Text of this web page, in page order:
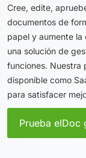
Cree, edite,
documentos de
papel y aumente
una solución de
funciones. Nuestra
disponible como
para satisfacer
Prueba elDoc